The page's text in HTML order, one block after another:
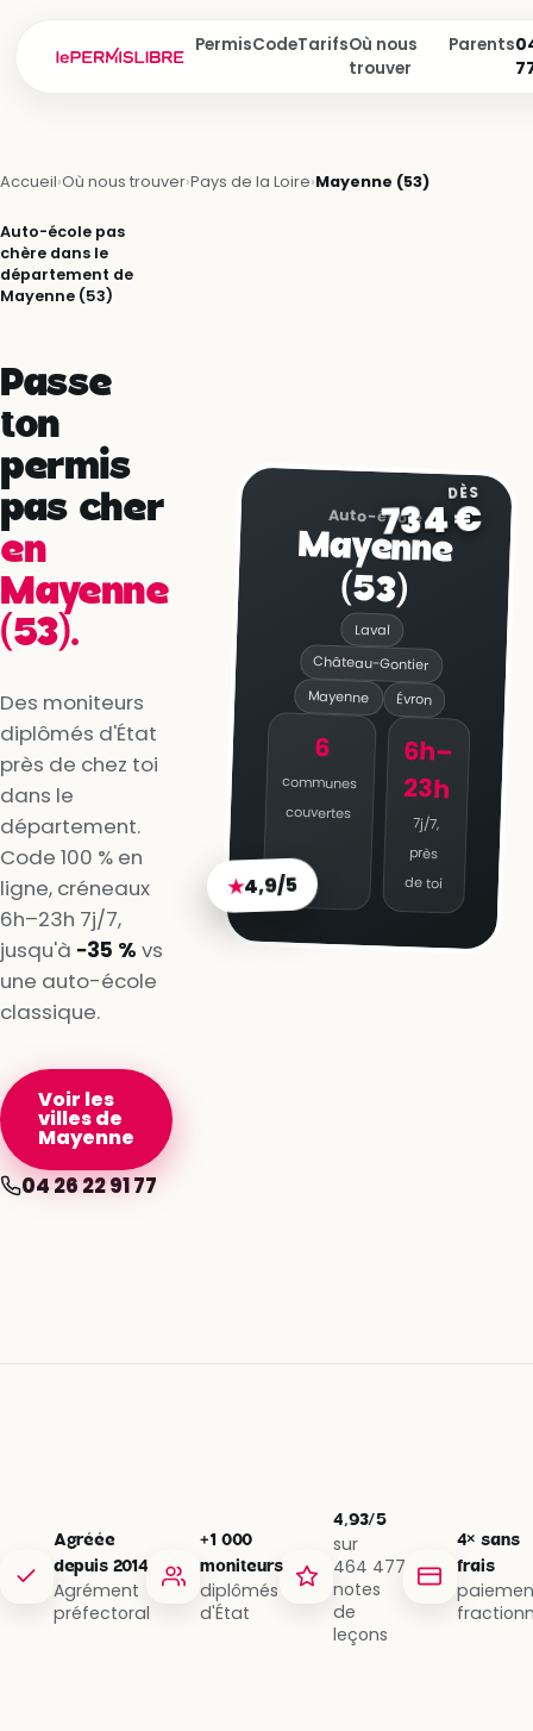
PermisCodeTarifsOù nous
trouver
Parents
Accueil›Où nous trouver›Pays de la Loire›Mayenne (53)
Auto-école pas
chère dans le
département de
Mayenne (53)
Passe
ton
permis
pas cher
en
Mayenne
(53).
Des moniteurs
diplômés d'État
près de chez toi
dans le
département.
Code 100 % en
ligne, créneaux
6h–23h 7j/7,
jusqu'à −35 % vs
une auto-école
classique.
Voir les
villes de
Mayenne
04 26 22 91 77
Auto-école
Mayenne
(53)
Laval
Château-Gontier
Mayenne Évron
6
communes
couvertes
6h–
23h
7j/7,
près
de toi
DÈS
734 €
★4,9/5
Agréée
depuis 2014
Agrément
préfectoral
+1 000
moniteurs
diplômés
d'État
4,93/5
sur
464 477
notes
de
leçons
4× sans
frais